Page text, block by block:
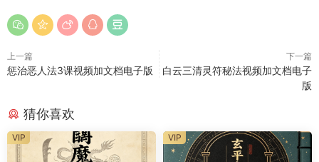
上一篇
惩治恶人法3课视频加文档电子版
下一篇
白云三清灵符秘法视频加文档电子
版
猜你喜欢
VIP VIP